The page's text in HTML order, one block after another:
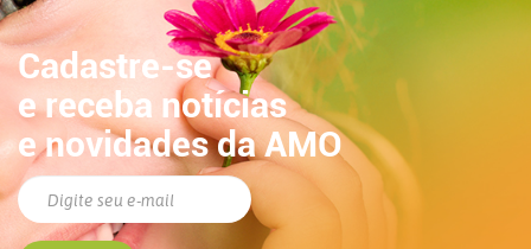
Cadastre-se
e receba notícias
e novidades da AMO